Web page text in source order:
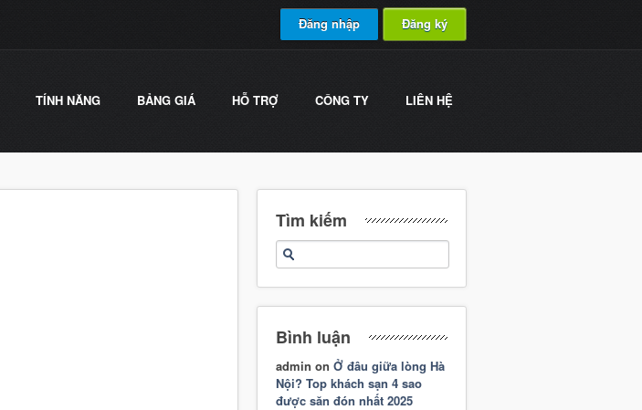
Đăng nhập Đăng ký
TÍNH NĂNG BẢNG GIÁ HỖ TRỢ CÔNG TY LIÊN HỆ
Tìm kiếm
Bình luận
admin on Ở đâu giữa lòng Hà
Nội? Top khách sạn 4 sao
được săn đón nhất 2025